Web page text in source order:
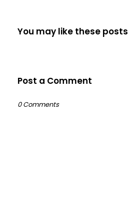
You may like these posts
Post a Comment
0 Comments